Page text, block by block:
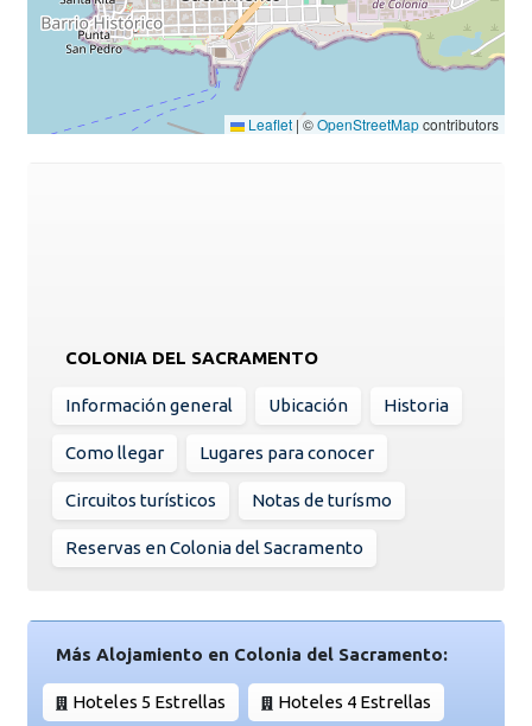
Leaflet | ©OpenStreetMapcontributors
COLONIA DEL SACRAMENTO
Información general Ubicación Historia
Como llegar Lugares para conocer
Circuitos turísticos Notas de turísmo
Reservas en Colonia del Sacramento
Más Alojamiento en Colonia del Sacramento:
Hoteles 5 Estrellas Hoteles 4 Estrellas